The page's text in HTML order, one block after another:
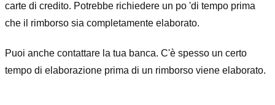
carte di credito. Potrebbe richiedere un po 'di tempo prima
che il rimborso sia completamente elaborato.
Puoi anche contattare la tua banca. C'è spesso un certo
tempo di elaborazione prima di un rimborso viene elaborato.